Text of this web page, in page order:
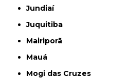
Jundiaí
Juquitiba
Mairiporã
Mauá
Mogi das Cruzes